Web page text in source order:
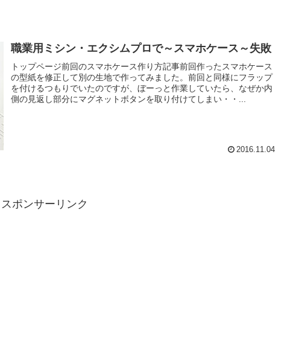
職業用ミシン・エクシムプロで～スマホケース～失敗
トップページ前回のスマホケース作り方記事前回作ったスマホケース
の型紙を修正して別の生地で作ってみました。前回と同様にフラップ
を付けるつもりでいたのですが、ぼーっと作業していたら、なぜか内
側の見返し部分にマグネットボタンを取り付けてしまい・・...
2016.11.04
スポンサーリンク